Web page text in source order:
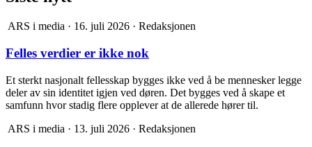
ARS i media · 16. juli 2026 · Redaksjonen
Felles verdier er ikke nok
Et sterkt nasjonalt fellesskap bygges ikke ved å be mennesker legge
deler av sin identitet igjen ved døren. Det bygges ved å skape et
samfunn hvor stadig flere opplever at de allerede hører til.
ARS i media · 13. juli 2026 · Redaksjonen